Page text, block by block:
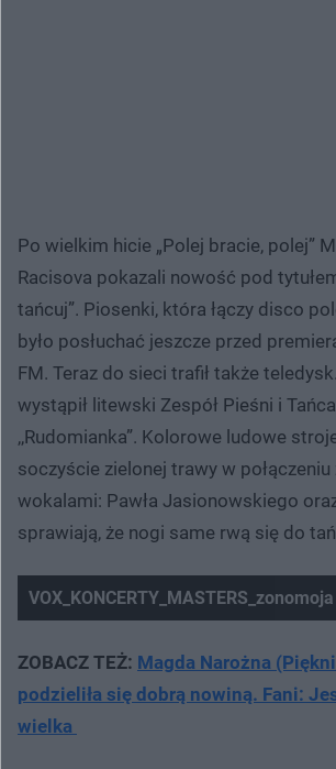
Po wielkim hicie „Polej bracie, polej”
Racisova pokazali nowość pod
tańcuj”. Piosenki, która łączy disco
było posłuchać jeszcze przed
FM. Teraz do sieci trafił także
wystąpił litewski Zespół Pieśni i
,,Rudomianka”. Kolorowe ludowe
soczyście zielonej trawy w połączeniu
wokalami: Pawła Jasionowskiego
sprawiają, że nogi same rwą się do
VOX_KONCERTY_MASTERS_zonomoja
ZOBACZ TEŻ: Magda Narożna
podzieliła się dobrą nowiną. Fani:
wielka